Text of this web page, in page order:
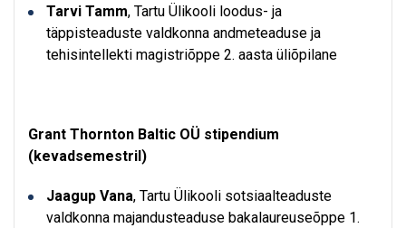
Tarvi Tamm, Tartu Ülikooli loodus- ja
täppisteaduste valdkonna andmeteaduse ja
tehisintellekti magistriõppe 2. aasta üliõpilane
Grant Thornton Baltic OÜ stipendium
(kevadsemestril)
Jaagup Vana, Tartu Ülikooli sotsiaalteaduste
valdkonna majandusteaduse bakalaureuseõppe 1.